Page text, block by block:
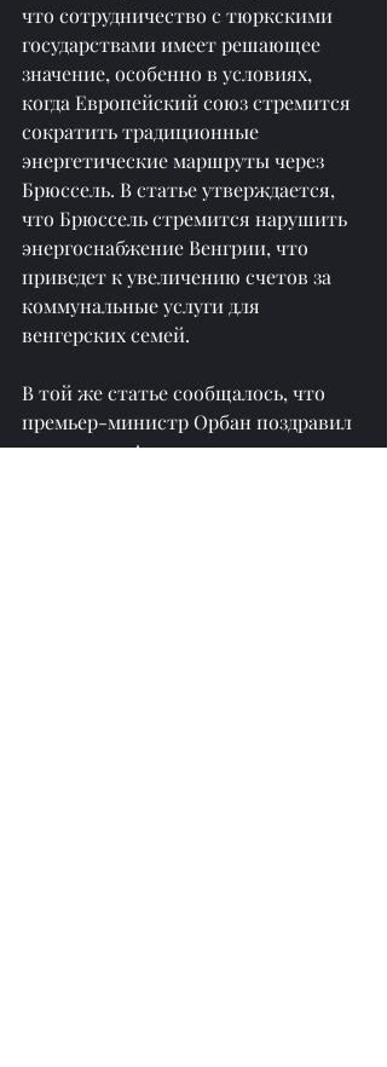
что сотрудничество с тюркскими
государствами имеет решающее
значение, особенно в условиях,
когда Европейский союз стремится
сократить традиционные
энергетические маршруты через
Брюссель. В статье утверждается,
что Брюссель стремится нарушить
энергоснабжение Венгрии, что
приведет к увеличению счетов за
коммунальные услуги для
венгерских семей.
В той же статье сообщалось, что
премьер-министр Орбан поздравил
президента Алиева с прогрессом в